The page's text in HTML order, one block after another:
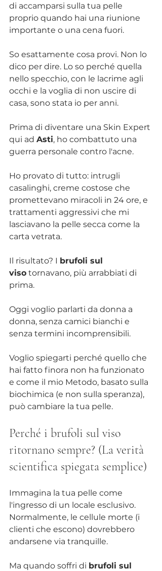
di accamparsi sulla tua pelle
proprio quando hai una riunione
importante o una cena fuori.
So esattamente cosa provi. Non lo
dico per dire. Lo so perché quella
nello specchio, con le lacrime agli
occhi e la voglia di non uscire di
casa, sono stata io per anni.
Prima di diventare una Skin Expert
qui ad Asti, ho combattuto una
guerra personale contro l'acne.
Ho provato di tutto: intrugli
casalinghi, creme costose che
promettevano miracoli in 24 ore, e
trattamenti aggressivi che mi
lasciavano la pelle secca come la
carta vetrata.
Il risultato? I brufoli sul
viso tornavano, più arrabbiati di
prima.
Oggi voglio parlarti da donna a
donna, senza camici bianchi e
senza termini incomprensibili.
Voglio spiegarti perché quello che
hai fatto finora non ha funzionato
e come il mio Metodo, basato sulla
biochimica (e non sulla speranza),
può cambiare la tua pelle.
Perché i brufoli sul viso
ritornano sempre? (La verità
scientifica spiegata semplice)
Immagina la tua pelle come
l'ingresso di un locale esclusivo.
Normalmente, le cellule morte (i
clienti che escono) dovrebbero
andarsene via tranquille.
Ma quando soffri di brufoli sul